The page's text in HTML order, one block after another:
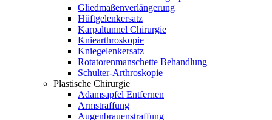
Gliedmaßenverlängerung
Hüftgelenkersatz
Karpaltunnel Chirurgie
Kniearthroskopie
Kniegelenkersatz
Rotatorenmanschette Behandlung
Schulter-Arthroskopie
Plastische Chirurgie
Adamsapfel Entfernen
Armstraffung
Augenbrauenstraffung